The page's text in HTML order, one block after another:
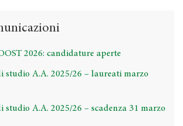
2026: candidature aperte
studio A.A. 2025/26 – laureati marzo
studio A.A. 2025/26 – scadenza 31 marzo